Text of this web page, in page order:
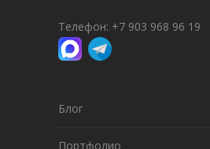
Телефон: +7 903 968 96 19
Блог
Портфолио